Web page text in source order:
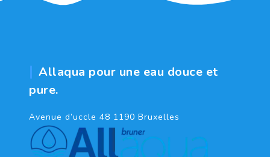
Allaqua pour une eau douce et
pure.
Avenue d’uccle 48 1190 Bruxelles